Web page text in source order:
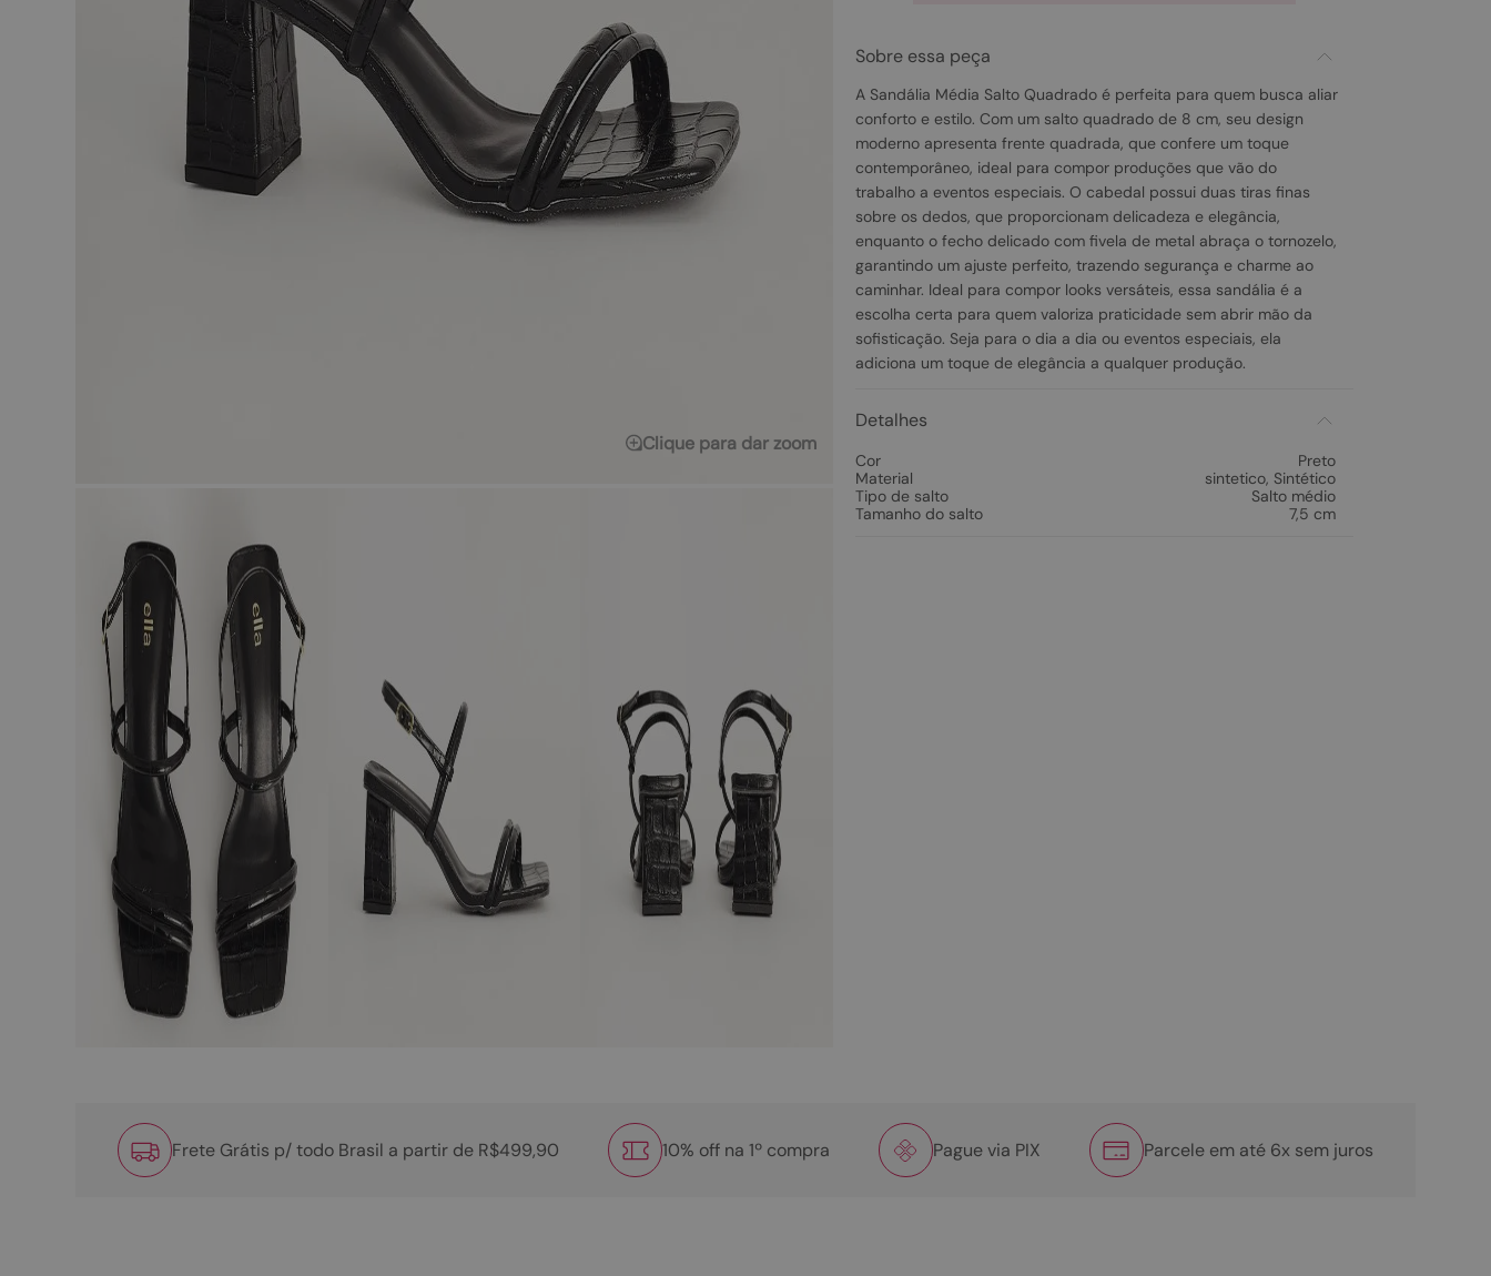
Clique para dar zoom
Sobre essa peça
A Sandália Média Salto Quadrado é perfeita para quem busca aliar
conforto e estilo. Com um salto quadrado de 8 cm, seu design
moderno apresenta frente quadrada, que confere um toque
contemporâneo, ideal para compor produções que vão do
trabalho a eventos especiais. O cabedal possui duas tiras finas
sobre os dedos, que proporcionam delicadeza e elegância,
enquanto o fecho delicado com fivela de metal abraça o tornozelo,
garantindo um ajuste perfeito, trazendo segurança e charme ao
caminhar. Ideal para compor looks versáteis, essa sandália é a
escolha certa para quem valoriza praticidade sem abrir mão da
sofisticação. Seja para o dia a dia ou eventos especiais, ela
adiciona um toque de elegância a qualquer produção.
Detalhes
Cor
Preto
Material
sintetico, Sintético
Tipo de salto
Salto médio
Tamanho do salto
7,5 cm
Frete Grátis p/ todo Brasil a partir de R$499,90 10% off na 1º compra Pague via PIX Parcele em até 6x sem juros